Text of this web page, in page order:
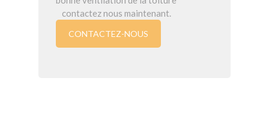
contactez nous maintenant.
CONTACTEZ-NOUS